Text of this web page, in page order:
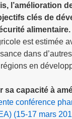
l’amélioration
clés de
alimentaire.
est estimée
dans
en
sa capacité à
conférence
(15-17 mars